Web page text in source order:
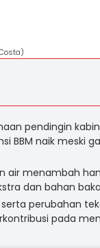
pendingin
BBM naik meski
air menambah
dan bahan
perubahan
pada